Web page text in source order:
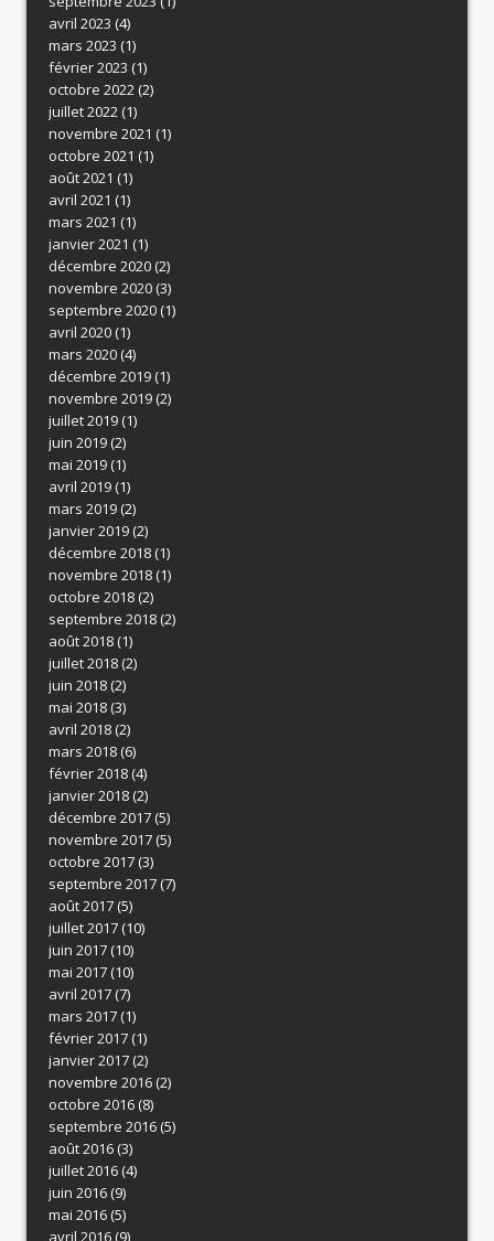
avril 2023 (4)
mars 2023 (1)
février 2023 (1)
octobre 2022(2)
juillet 2022(1)
novembre 2021 (1)
octobre 2021 (1)
août 2021 (1)
avril 2021 (1)
mars 2021 (1)
janvier 2021 (1)
décembre 2020(2)
novembre 2020(3)
septembre 2020(1)
avril 2020(1)
mars 2020(4)
décembre 2019(1)
novembre 2019(2)
juillet 2019(1)
juin 2019(2)
mai 2019(1)
avril 2019(1)
mars 2019(2)
janvier 2019(2)
décembre 2018(1)
novembre 2018(1)
octobre 2018(2)
septembre 2018(2)
août 2018(1)
juillet 2018(2)
juin 2018(2)
mai 2018(3)
avril 2018(2)
mars 2018(6)
février 2018(4)
janvier 2018(2)
décembre 2017(5)
novembre 2017(5)
octobre 2017(3)
septembre 2017(7)
août 2017(5)
juillet 2017(10)
juin 2017(10)
mai 2017(10)
avril 2017(7)
mars 2017(1)
février 2017(1)
janvier 2017(2)
novembre 2016(2)
octobre 2016(8)
septembre 2016(5)
août 2016(3)
juillet 2016(4)
juin 2016(9)
mai 2016(5)
avril 2016(9)